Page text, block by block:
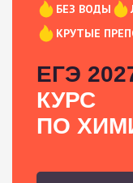
БЕЗ ВОДЫ
КРУТЫЕ
ЕГЭ
КУРС
ПО